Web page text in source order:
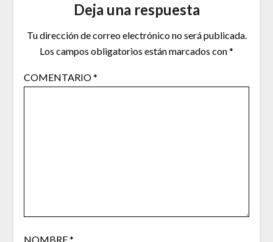
Deja una respuesta
Tu dirección de correo electrónico no será publicada.
Los campos obligatorios están marcados con*
COMENTARIO*
NOMBRE*